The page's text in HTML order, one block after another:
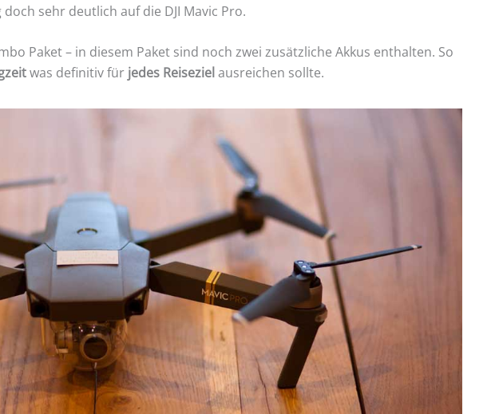
sehr deutlich auf die DJI Mavic Pro.
Paket – in diesem Paket sind noch zwei zusätzliche Akkus enthalten. So
was definitiv für jedes Reiseziel ausreichen sollte.